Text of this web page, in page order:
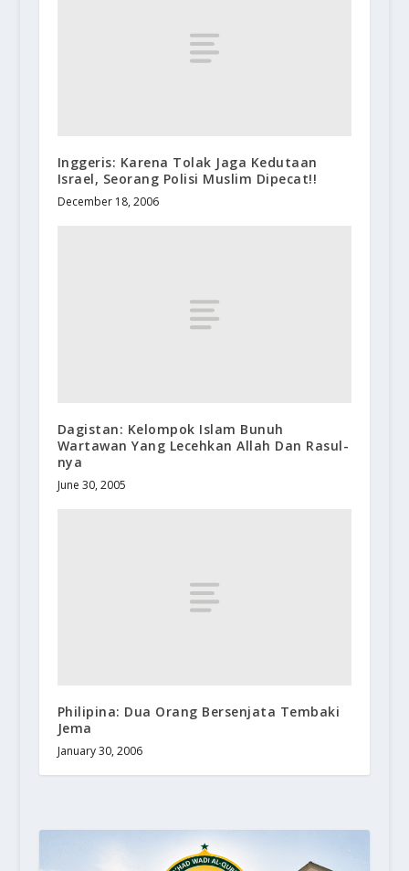
Inggeris: Karena Tolak Jaga Kedutaan
Israel, Seorang Polisi Muslim Dipecat!!
December 18, 2006
Dagistan: Kelompok Islam Bunuh
Wartawan Yang Lecehkan Allah Dan Rasul-
nya
June 30, 2005
Philipina: Dua Orang Bersenjata Tembaki
Jema
January 30, 2006